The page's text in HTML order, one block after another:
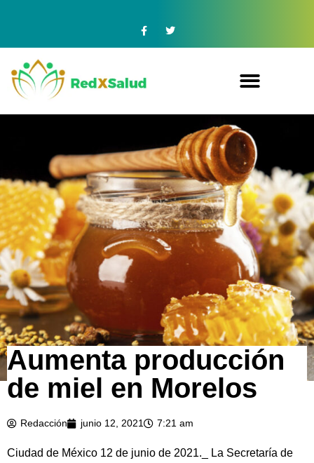
Aumenta producción
de miel en Morelos
Redacción junio 12, 2021 7:21 am
Ciudad de México 12 de junio de 2021._ La Secretaría de